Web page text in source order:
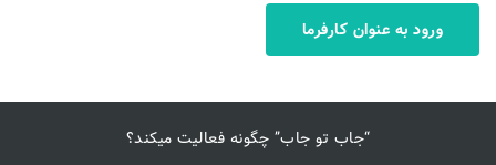
ورود به عنوان کارفرما
“جاب تو جاب” چگونه فعالیت میکند؟